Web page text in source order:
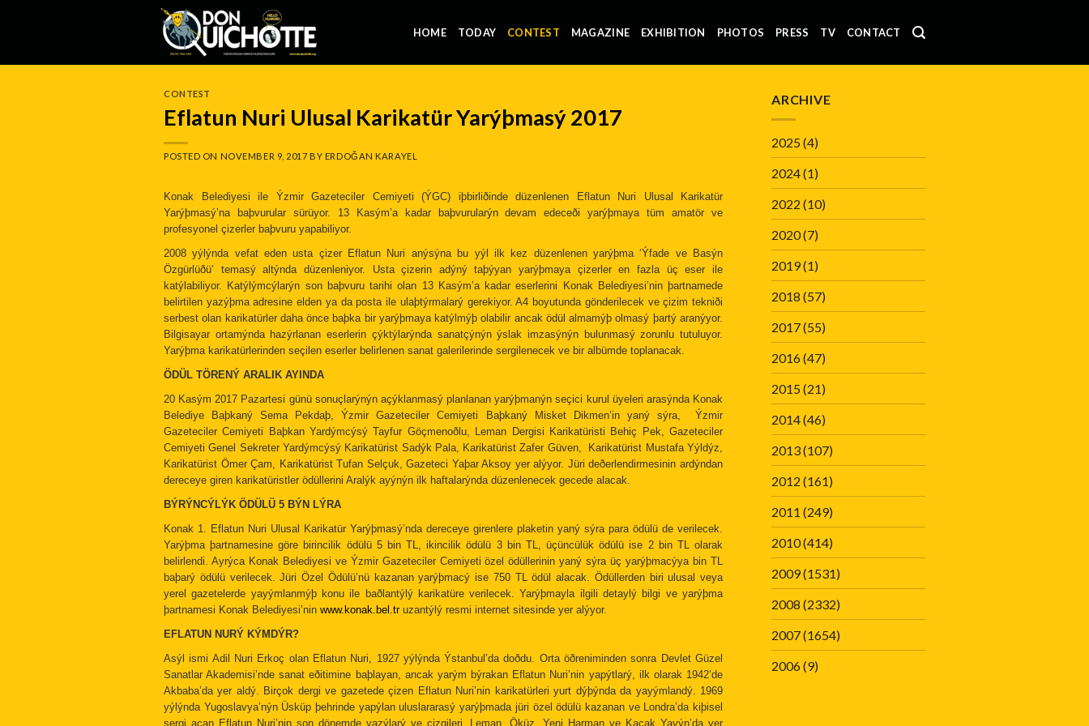
HOME TODAY CONTEST MAGAZINE EXHIBITION PHOTOS PRESS TV CONTACT
CONTEST
Eflatun Nuri Ulusal Karikatür Yarýþmasý 2017
POSTED ON NOVEMBER 9, 2017 BY ERDOĞAN KARAYEL
Konak Belediyesi ile Ýzmir Gazeteciler Cemiyeti (ÝGC) iþbirliðinde düzenlenen Eflatun Nuri Ulusal Karikatür
Yarýþmasý’na baþvurular sürüyor. 13 Kasým’a kadar baþvurularýn devam edeceði yarýþmaya tüm amatör ve
profesyonel çizerler baþvuru yapabiliyor.
2008 yýlýnda vefat eden usta çizer Eflatun Nuri anýsýna bu yýl ilk kez düzenlenen yarýþma ‘Ýfade ve Basýn
Özgürlüðü’ temasý altýnda düzenleniyor. Usta çizerin adýný taþýyan yarýþmaya çizerler en fazla üç eser ile
katýlabiliyor. Katýlýmcýlarýn son baþvuru tarihi olan 13 Kasým’a kadar eserlerini Konak Belediyesi’nin þartnamede
belirtilen yazýþma adresine elden ya da posta ile ulaþtýrmalarý gerekiyor. A4 boyutunda gönderilecek ve çizim tekniði
serbest olan karikatürler daha önce baþka bir yarýþmaya katýlmýþ olabilir ancak ödül almamýþ olmasý þartý aranýyor.
Bilgisayar ortamýnda hazýrlanan eserlerin çýktýlarýnda sanatçýnýn ýslak imzasýnýn bulunmasý zorunlu tutuluyor.
Yarýþma karikatürlerinden seçilen eserler belirlenen sanat galerilerinde sergilenecek ve bir albümde toplanacak.
ÖDÜL TÖRENÝ ARALIK AYINDA
20 Kasým 2017 Pazartesi günü sonuçlarýnýn açýklanmasý planlanan yarýþmanýn seçici kurul üyeleri arasýnda Konak
Belediye Baþkaný Sema Pekdaþ, Ýzmir Gazeteciler Cemiyeti Baþkaný Misket Dikmen’in yaný sýra, Ýzmir
Gazeteciler Cemiyeti Baþkan Yardýmcýsý Tayfur Göçmenoðlu, Leman Dergisi Karikatüristi Behiç Pek, Gazeteciler
Cemiyeti Genel Sekreter Yardýmcýsý Karikatürist Sadýk Pala, Karikatürist Zafer Güven, Karikatürist Mustafa Yýldýz,
Karikatürist Ömer Çam, Karikatürist Tufan Selçuk, Gazeteci Yaþar Aksoy yer alýyor. Jüri deðerlendirmesinin ardýndan
dereceye giren karikatüristler ödüllerini Aralýk ayýnýn ilk haftalarýnda düzenlenecek gecede alacak.
BÝRÝNCÝLÝK ÖDÜLÜ 5 BÝN LÝRA
Konak 1. Eflatun Nuri Ulusal Karikatür Yarýþmasý’nda dereceye girenlere plaketin yaný sýra para ödülü de verilecek.
Yarýþma þartnamesine göre birincilik ödülü 5 bin TL, ikincilik ödülü 3 bin TL, üçüncülük ödülü ise 2 bin TL olarak
belirlendi. Ayrýca Konak Belediyesi ve Ýzmir Gazeteciler Cemiyeti özel ödüllerinin yaný sýra üç yarýþmacýya bin TL
baþarý ödülü verilecek. Jüri Özel Ödülü’nü kazanan yarýþmacý ise 750 TL ödül alacak. Ödüllerden biri ulusal veya
yerel gazetelerde yayýmlanmýþ konu ile baðlantýlý karikatüre verilecek. Yarýþmayla ilgili detaylý bilgi ve yarýþma
þartnamesi Konak Belediyesi’nin www.konak.bel.truzantýlý resmi internet sitesinde yer alýyor.
EFLATUN NURÝ KÝMDÝR?
Asýl ismi Adil Nuri Erkoç olan Eflatun Nuri, 1927 yýlýnda Ýstanbul’da doðdu. Orta öðreniminden sonra Devlet Güzel
Sanatlar Akademisi’nde sanat eðitimine baþlayan, ancak yarým býrakan Eflatun Nuri’nin yapýtlarý, ilk olarak 1942’de
Akbaba’da yer aldý. Birçok dergi ve gazetede çizen Eflatun Nuri’nin karikatürleri yurt dýþýnda da yayýmlandý. 1969
yýlýnda Yugoslavya’nýn Üsküp þehrinde yapýlan uluslararasý yarýþmada jüri özel ödülü kazanan ve Londra’da kiþisel
sergi açan Eflatun Nuri’nin son dönemde yazýlarý ve çizgileri, Leman, Öküz, Yeni Harman ve Kaçak Yayýn’da yer
ARCHIVE
2025(4)
2024(1)
2022 (10)
2020(7)
2019(1)
2018 (57)
2017(55)
2016(47)
2015(21)
2014(46)
2013(107)
2012 (161)
2011 (249)
2010(414)
2009(1531)
2008 (2332)
2007(1654)
2006(9)